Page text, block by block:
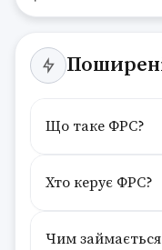
Що таке ФРС?
Хто керує ФРС?
Чим